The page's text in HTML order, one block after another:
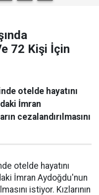
72 Kişi İçin
otelde hayatını
İmran
cezalandırılmasını
otelde hayatını
İmran Aydoğdu'nun
istiyor. Kızlarının